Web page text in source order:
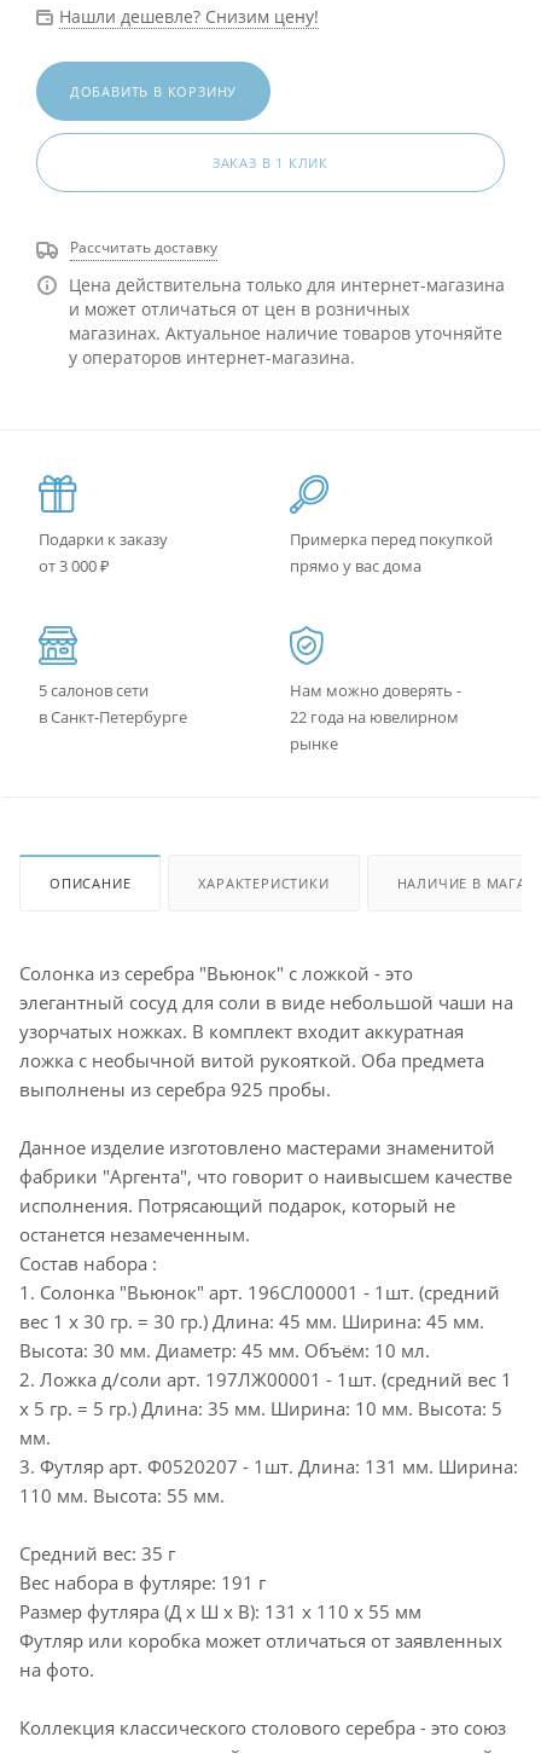
Нашли дешевле? Снизим цену!
ДОБАВИТЬ В КОРЗИНУ
ЗАКАЗ В 1 КЛИК
Рассчитать доставку
Цена действительна только для интернет-магазина
и может отличаться от цен в розничных
магазинах. Актуальное наличие товаров уточняйте
у операторов интернет-магазина.
Подарки к заказу
от 3 000 ₽
Примерка перед покупкой
прямо у вас дома
5 салонов сети
в Санкт-Петербурге
Нам можно доверять -
22 года на ювелирном
рынке
ОПИСАНИЕ ХАРАКТЕРИСТИКИ НАЛИЧИЕ В
Солонка из серебра "Вьюнок" с ложкой - это
элегантный сосуд для соли в виде небольшой чаши на
узорчатых ножках. В комплект входит аккуратная
ложка с необычной витой рукояткой. Оба предмета
выполнены из серебра 925 пробы.
Данное изделие изготовлено мастерами знаменитой
фабрики "Аргента", что говорит о наивысшем качестве
исполнения. Потрясающий подарок, который не
останется незамеченным.
Состав набора :
1. Солонка "Вьюнок" арт. 196СЛ00001 - 1шт. (средний
вес 1 х 30 гр. = 30 гр.) Длина: 45 мм. Ширина: 45 мм.
Высота: 30 мм. Диаметр: 45 мм. Объём: 10 мл.
2. Ложка д/соли арт. 197ЛЖ00001 - 1шт. (средний вес 1
х 5 гр. = 5 гр.) Длина: 35 мм. Ширина: 10 мм. Высота: 5
мм.
3. Футляр арт. Ф0520207 - 1шт. Длина: 131 мм. Ширина:
110 мм. Высота: 55 мм.
Средний вес: 35 г
Вес набора в футляре: 191 г
Размер футляра (Д х Ш х В): 131 x 110 x 55 мм
Футляр или коробка может отличаться от заявленных
на фото.
Коллекция классического столового серебра - это союз